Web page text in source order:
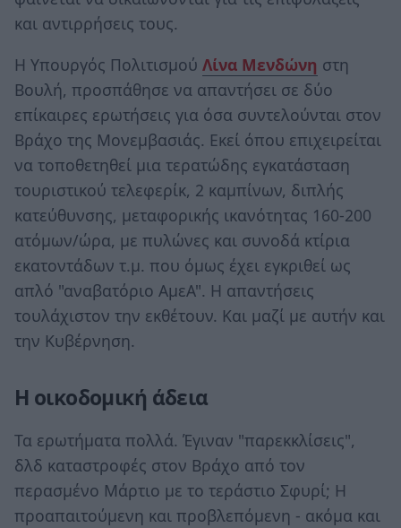
και αντιρρήσεις τους.
Η Υπουργός Πολιτισμού Λίνα Μενδώνη στη
Βουλή, προσπάθησε να απαντήσει σε δύο
επίκαιρες ερωτήσεις για όσα συντελούνται στον
Βράχο της Μονεμβασιάς. Εκεί όπου επιχειρείται
να τοποθετηθεί μια τερατώδης εγκατάσταση
τουριστικού τελεφερίκ, 2 καμπίνων, διπλής
κατεύθυνσης, μεταφορικής ικανότητας 160-200
ατόμων/ώρα, με πυλώνες και συνοδά κτίρια
εκατοντάδων τ.μ. που όμως έχει εγκριθεί ως
απλό "αναβατόριο ΑμεΑ". Η απαντήσεις
τουλάχιστον την εκθέτουν. Και μαζί με αυτήν και
την Κυβέρνηση.
Η οικοδομική άδεια
Τα ερωτήματα πολλά. Έγιναν "παρεκκλίσεις",
δλδ καταστροφές στον Βράχο από τον
περασμένο Μάρτιο με το τεράστιο Σφυρί; Η
προαπαιτούμενη και προβλεπόμενη - ακόμα και